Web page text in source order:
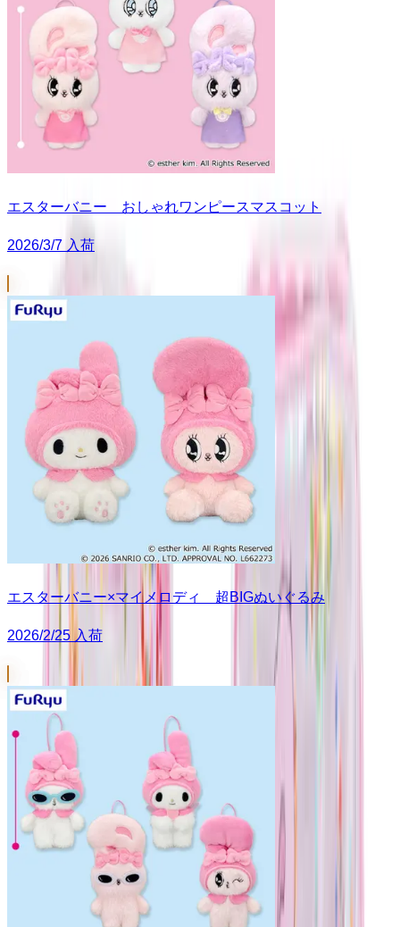
エスターバニー おしゃれワンピースマスコット
2026/3/7 入荷
エスターバニー×マイメロディ 超BIGぬいぐるみ
2026/2/25 入荷